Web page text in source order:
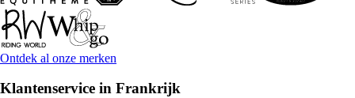
Ontdek al onze merken
Klantenservice in Frankrijk